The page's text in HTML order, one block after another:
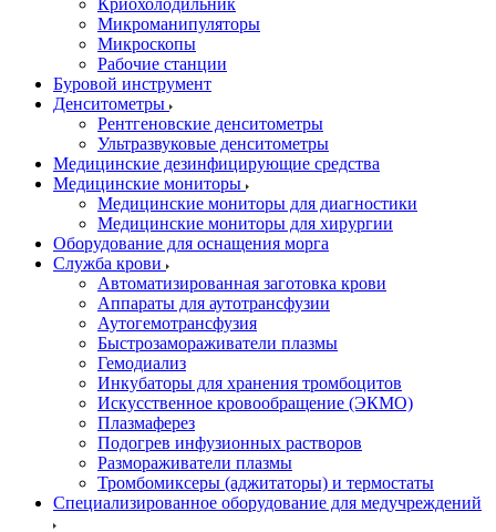
Криохолодильник
Микроманипуляторы
Микроскопы
Рабочие станции
Буровой инструмент
Денситометры
Рентгеновские денситометры
Ультразвуковые денситометры
Медицинские дезинфицирующие средства
Медицинские мониторы
Медицинские мониторы для диагностики
Медицинские мониторы для хирургии
Оборудование для оснащения морга
Служба крови
Автоматизированная заготовка крови
Аппараты для аутотрансфузии
Аутогемотрансфузия
Быстрозамораживатели плазмы
Гемодиализ
Инкубаторы для хранения тромбоцитов
Искусственное кровообращение (ЭКМО)
Плазмаферез
Подогрев инфузионных растворов
Размораживатели плазмы
Тромбомиксеры (аджитаторы) и термостаты
Специализированное оборудование для медучреждений